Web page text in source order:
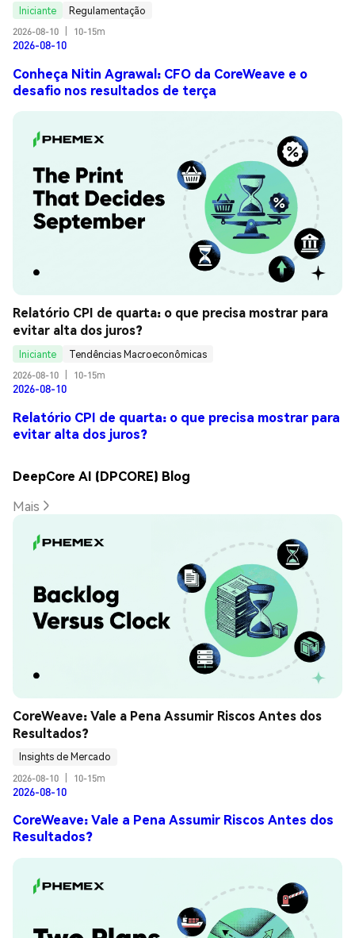
Iniciante
Regulamentação
2026-08-10
10-15m
2026-08-10
Conheça Nitin Agrawal: CFO da CoreWeave e o
desafio nos resultados de terça
Relatório CPI de quarta: o que precisa mostrar para
evitar alta dos juros?
Iniciante
Tendências Macroeconômicas
2026-08-10
10-15m
2026-08-10
Relatório CPI de quarta: o que precisa mostrar para
evitar alta dos juros?
DeepCore AI (DPCORE) Blog
Mais
CoreWeave: Vale a Pena Assumir Riscos Antes dos
Resultados?
Insights de Mercado
2026-08-10
10-15m
2026-08-10
CoreWeave: Vale a Pena Assumir Riscos Antes dos
Resultados?